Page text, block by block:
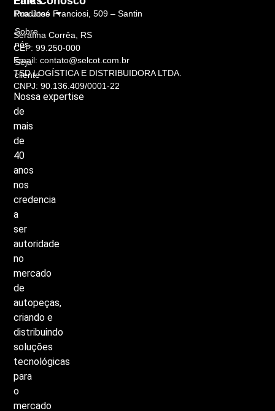
Nossaexpertise
de
mais
de
40
anos
nos
credencia
a
ser
autoridade
no
mercado
de
autopeças,
criando e
distribuindo
soluções
tecnológicas
para
o
mercado
Produtos
Sobre
nós
Seja
cliente
Rua José Franciosi, 509 – Santin
Serafina Corrêa, RS
CEP: 99.250-000
Email: contato@selcot.com.br
TSD LOGÍSTICA E DISTRIBUIDORA LTDA.
CNPJ: 90.136.409/0001-22